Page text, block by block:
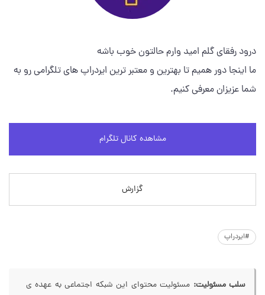
درود رفقای گلم امید وارم حالتون خوب باشه
ما اینجا دور همیم تا بهترین و معتبر ترین ایردراپ های تلگرامی رو به
شما عزیزان معرفی کنیم.
مشاهده کانال تلگرام
گزارش
#ایردراپ
سلب مسئولیت: مسئولیت محتوای این شبکه اجتماعی به عهده ی